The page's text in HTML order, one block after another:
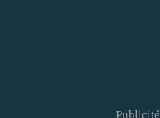
Publicité